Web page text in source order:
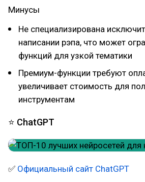
Минусы
Не специализирована
написании рэпа, что может
функций для узкой тематики
Премиум-функции требуют
увеличивает стоимость для
инструментам
⭐ ChatGPT
✅ Официальный сайт ChatGPT